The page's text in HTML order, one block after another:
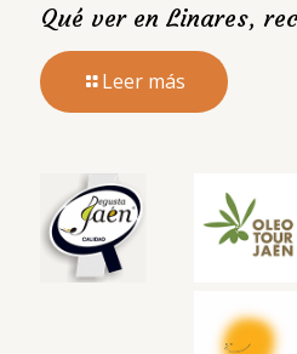
Qué ver en Linares,
Leer más